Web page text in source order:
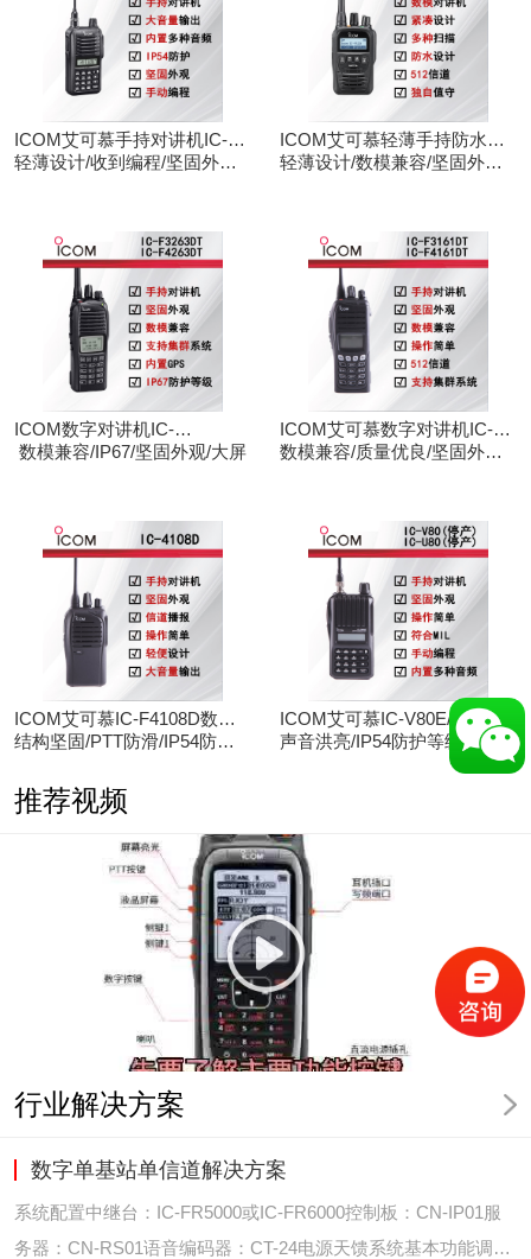
ICOM艾可慕手持对讲机IC-
V86/U86
轻薄设计/收到编程/坚固外观/
ICOM艾可慕轻薄手持防水对
讲机IC-F52D
轻薄设计/数模兼容/坚固外观/
ICOM数字对讲机IC-
F3263DT/IC-F4263DT
数模兼容/IP67/坚固外观/大屏
ICOM艾可慕数字对讲机IC-
F3161D IC-F4161D
数模兼容/质量优良/坚固外观/
ICOM艾可慕IC-F4108D数字
对讲机
结构坚固/PTT防滑/IP54防护/
ICOM艾可慕IC-V80E/IC-
U80E手持对讲机（停产）
声音洪亮/IP54防护等级/手动
推荐视频
行业解决方案
数字单基站单信道解决方案
系统配置中继台：IC-FR5000或IC-FR6000控制板：CN-IP01服
务器：CN-RS01语音编码器：CT-24电源天馈系统基本功能调度